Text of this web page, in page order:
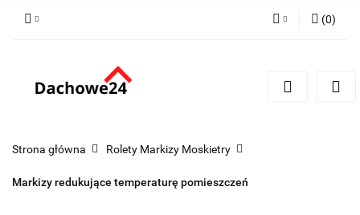
Zarejestruj się
(0)
Strona główna Rolety Markizy Moskietry
Markizy redukujące temperaturę pomieszczeń